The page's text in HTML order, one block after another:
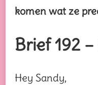
komen wat ze
Brief 192
Hey Sandy,